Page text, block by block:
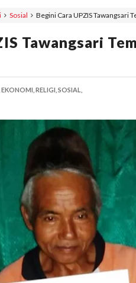
Sosial Begini Cara UPZIS Tawangsari
Tawangsari
EKONOMI, RELIGI, SOSIAL,